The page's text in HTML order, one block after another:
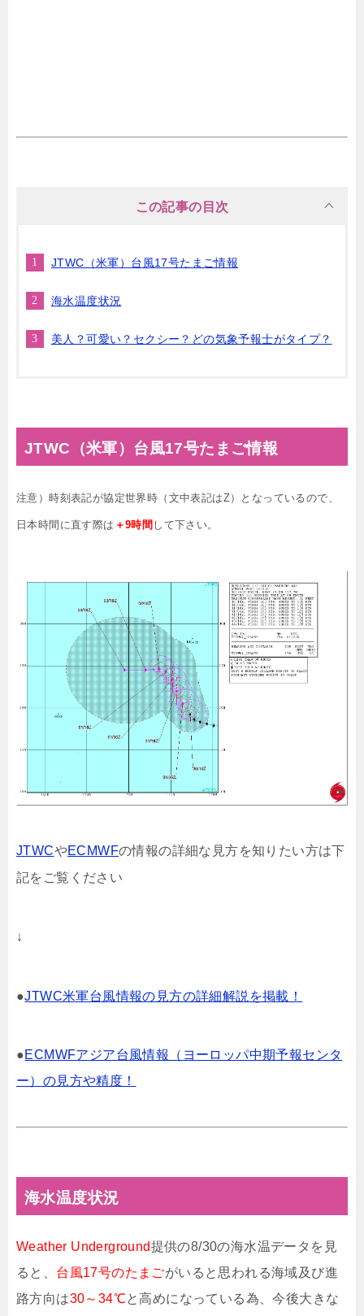
この記事の目次
JTWC（米軍）台風17号たまご情報
海水温度状況
美人？可愛い？セクシー？どの気象予報士がタイプ？
JTWC（米軍）台風17号たまご情報
注意）時刻表記が協定世界時（文中表記はZ）となっているので、
日本時間に直す際は ＋9時間して下さい。
JTWCやECMWFの情報の詳細な見方を知りたい方は下
記をご覧ください
↓
●JTWC米軍台風情報の見方の詳細解説を掲載！
●ECMWFアジア台風情報（ヨーロッパ中期予報センタ
ー）の見方や精度！
海水温度状況
Weather Underground提供の8/30の海水温データを見
ると、 台風17号のたまごがいると思われる海域及び進
路方向は30～34℃と高めになっている為、今後大きな